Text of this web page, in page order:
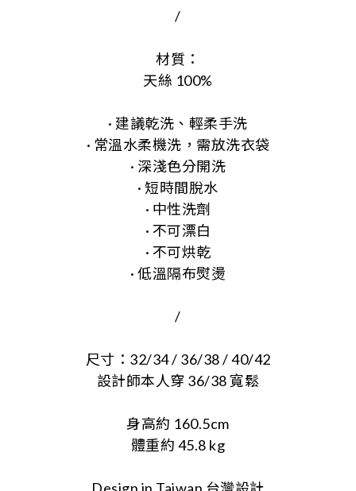
/
材質：
天絲 100%
· 建議乾洗、輕柔手洗
· 常溫水柔機洗，需放洗衣袋
· 深淺色分開洗
· 短時間脫水
· 中性洗劑
· 不可漂白
· 不可烘乾
· 低溫隔布熨燙
/
尺寸：32/34 / 36/38 / 40/42
設計師本人穿 36/38 寬鬆
身高約 160.5cm
體重約 45.8 kg